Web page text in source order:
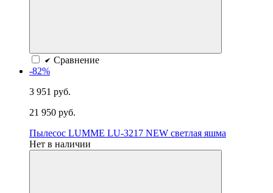
Сравнение
-82%
3 951 руб.
21 950 руб.
Пылесос LUMME LU-3217 NEW светлая яшма
Нет в наличии